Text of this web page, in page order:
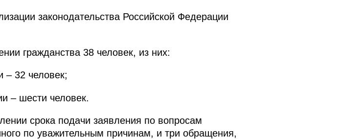
законодательства Российской Федерации
гражданства 38 человек, из них:
– 32 человек;
– шести человек.
срока подачи заявления по вопросам
по уважительным причинам, и три обращения,